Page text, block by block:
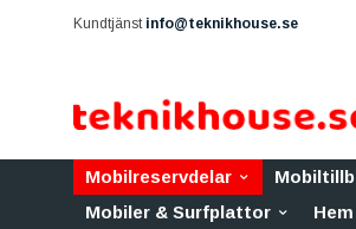
Kundtjänst info@teknikhouse.se
Mobilreservdelar
Mobiler & Surfplattor